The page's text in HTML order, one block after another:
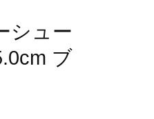
シュー
ブ